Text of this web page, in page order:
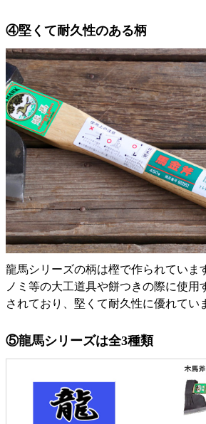
④堅くて耐久性のある柄
龍馬シリーズの柄は樫で作られていま
ノミ等の大工道具や餅つきの際に使用
されており、堅くて耐久性に優れてい
⑤龍馬シリーズは全3種類